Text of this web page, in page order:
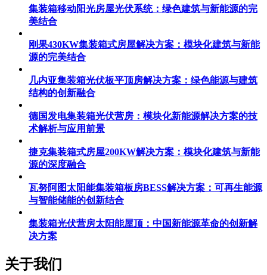
集装箱移动阳光房屋光伏系统：绿色建筑与新能源的完
美结合
刚果430KW集装箱式房屋解决方案：模块化建筑与新能
源的完美结合
几内亚集装箱光伏板平顶房解决方案：绿色能源与建筑
德国发电集装箱光伏营房：模块化新能源解决方案的技
捷克集装箱式房屋200KW解决方案：模块化建筑与新能
瓦努阿图太阳能集装箱板房BESS解决方案：可再生能源
集装箱光伏营房太阳能屋顶：中国新能源革命的创新解